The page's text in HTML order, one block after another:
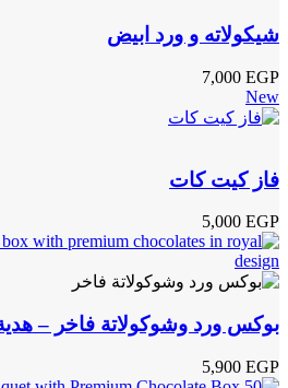
شيكولاته و ورد ابيض
7,000 EGP
New
فاز كيت كات
5,000 EGP
بوكس ورد وشوكولاتة فاخر –
5,900 EGP